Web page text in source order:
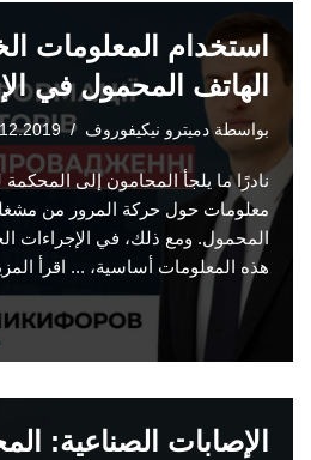
استخدام المعلومات
الهاتف المحمول في
بواسطةدميترو نيكيفوروف
نادرًا ما يلجأ المحامون إلى
معلومات حول حركة المرور من
المحمول. ومع ذلك، في الإجراءات
هذه المعلومات أساسية، ... اقرأ
الإصابات الصناعية: